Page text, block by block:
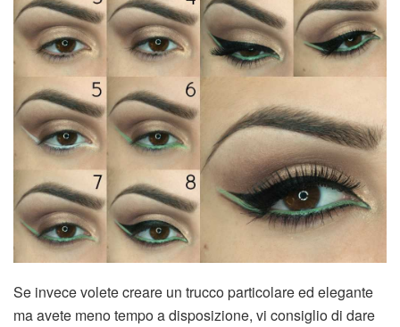
Se invece volete creare un trucco particolare ed elegante
ma avete meno tempo a disposizione, vi consiglio di dare